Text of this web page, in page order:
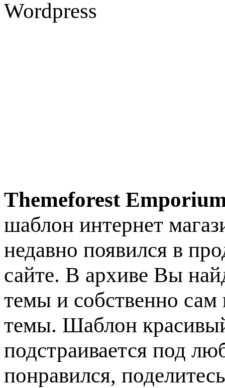
Themeforest
шаблон интернет
недавно появился в
сайте. В архиве Вы
темы и собственно
темы. Шаблон
подстраивается под
понравился,